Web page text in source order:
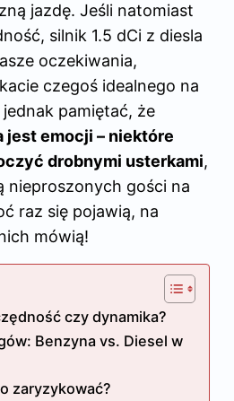
jazdę. Jeśli natomiast
silnik 1.5 dCi z diesla
oczekiwania,
czegoś idealnego na
jednak pamiętać, że
jest emocji – niektóre
drobnymi usterkami,
nieproszonych gości na
raz się pojawią, na
mówią!
czy dynamika?
Benzyna vs. Diesel w
zaryzykować?